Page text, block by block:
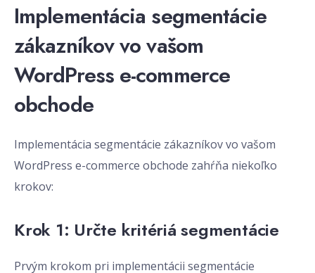
Implementácia segmentácie
zákazníkov vo vašom
WordPress e-commerce
obchode
Implementácia segmentácie zákazníkov vo vašom
WordPress e-commerce obchode zahŕňa niekoľko
krokov:
Krok 1: Určte kritériá segmentácie
Prvým krokom pri implementácii segmentácie